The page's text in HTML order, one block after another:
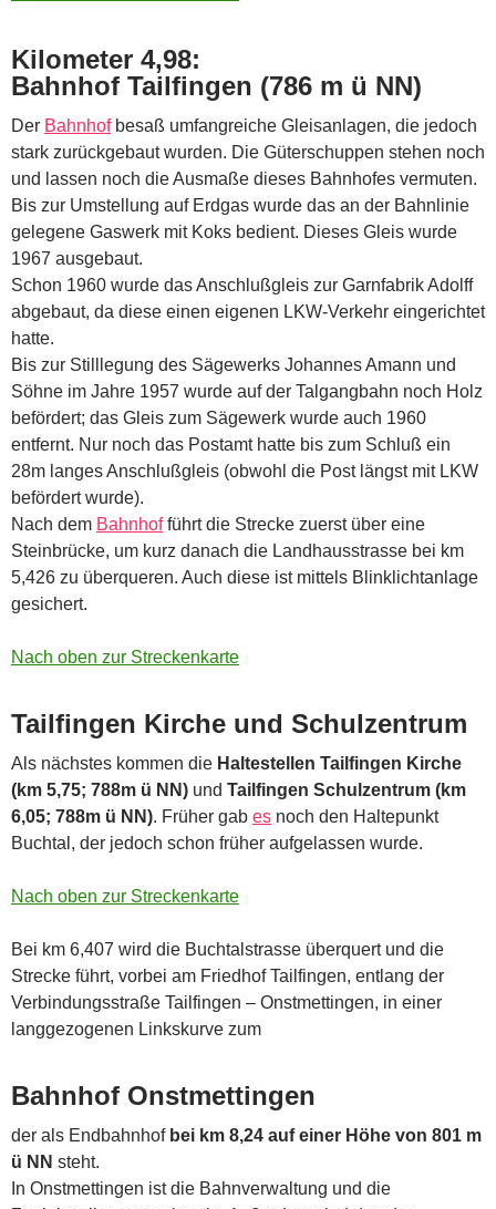
Kilometer 4,98:
Bahnhof Tailfingen (786 m ü NN)
Der Bahnhofbesaß umfangreiche Gleisanlagen, die jedoch
stark zurückgebaut wurden. Die Güterschuppen stehen noch
und lassen noch die Ausmaße dieses Bahnhofes vermuten.
Bis zur Umstellung auf Erdgas wurde das an der Bahnlinie
gelegene Gaswerk mit Koks bedient. Dieses Gleis wurde
1967 ausgebaut.
Schon 1960 wurde das Anschlußgleis zur Garnfabrik Adolff
abgebaut, da diese einen eigenen LKW-Verkehr eingerichtet
hatte.
Bis zur Stilllegung des Sägewerks Johannes Amann und
Söhne im Jahre 1957 wurde auf der Talgangbahn noch Holz
befördert; das Gleis zum Sägewerk wurde auch 1960
entfernt. Nur noch das Postamt hatte bis zum Schluß ein
28m langes Anschlußgleis (obwohl die Post längst mit LKW
befördert wurde).
Nach dem Bahnhofführt die Strecke zuerst über eine
Steinbrücke, um kurz danach die Landhausstrasse bei km
5,426 zu überqueren. Auch diese ist mittels Blinklichtanlage
gesichert.
Nach oben zur Streckenkarte
Tailfingen Kirche und Schulzentrum
Als nächstes kommen die Haltestellen Tailfingen Kirche
(km 5,75; 788m ü NN) und Tailfingen Schulzentrum (km
6,05; 788m ü NN). Früher gab es noch den Haltepunkt
Buchtal, der jedoch schon früher aufgelassen wurde.
Nach oben zur Streckenkarte
Bei km 6,407 wird die Buchtalstrasse überquert und die
Strecke führt, vorbei am Friedhof Tailfingen, entlang der
Verbindungsstraße Tailfingen – Onstmettingen, in einer
langgezogenen Linkskurve zum
Bahnhof Onstmettingen
der als Endbahnhof bei km 8,24 auf einer Höhe von 801 m
ü NN steht.
In Onstmettingen ist die Bahnverwaltung und die